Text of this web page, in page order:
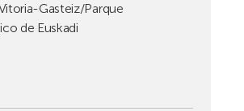
Gasteiz/Parque
de Euskadi